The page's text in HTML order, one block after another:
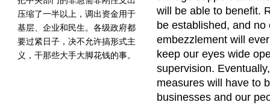
压缩了一半以上，调出资金用于
基层、企业和民生。各级政府都
要过紧日子，决不允许搞形式主
义，干那些大手大脚花钱的事。
will be able to benefit.
be established, and
embezzlement will
keep our eyes wide
supervision.
measures will have to
businesses and our